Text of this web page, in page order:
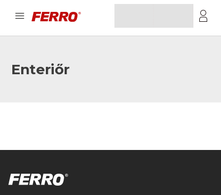
Enteriőr